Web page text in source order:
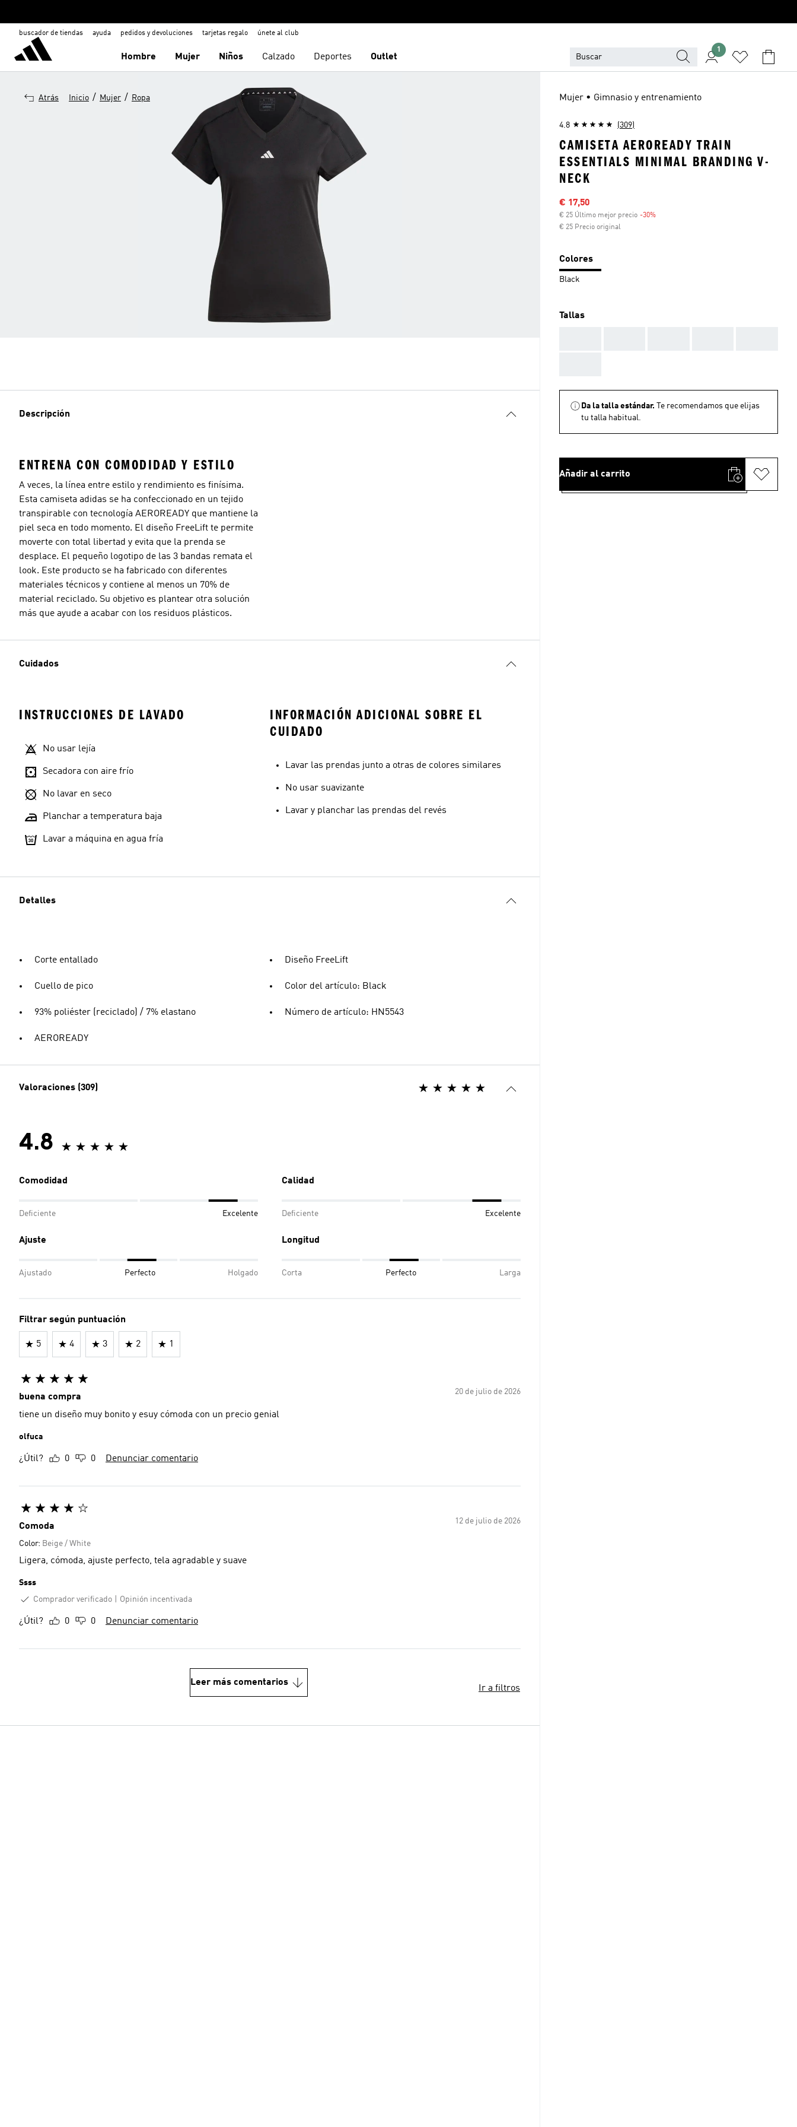
buscador de tiendas ayuda pedidos y devoluciones tarjetas regalo únete al club
Hombre Mujer Niños Calzado Deportes Outlet
1
Atrás Inicio / Mujer / Ropa
Descripción
ENTRENA CON COMODIDAD Y ESTILO
A veces, la línea entre estilo y rendimiento es finísima.
Esta camiseta adidas se ha confeccionado en un tejido
transpirable con tecnología AEROREADY que mantiene la
piel seca en todo momento. El diseño FreeLift te permite
moverte con total libertad y evita que la prenda se
desplace. El pequeño logotipo de las 3 bandas remata el
look. Este producto se ha fabricado con diferentes
materiales técnicos y contiene al menos un 70% de
material reciclado. Su objetivo es plantear otra solución
más que ayude a acabar con los residuos plásticos.
Cuidados
INSTRUCCIONES DE LAVADO
No usar lejía
Secadora con aire frío
No lavar en seco
Planchar a temperatura baja
Lavar a máquina en agua fría
INFORMACIÓN ADICIONAL SOBRE EL
CUIDADO
Lavar las prendas junto a otras de colores similares
No usar suavizante
Lavar y planchar las prendas del revés
Detalles
Corte entallado
Cuello de pico
93% poliéster (reciclado) / 7% elastano
AEROREADY
Diseño FreeLift
Color del artículo: Black
Número de artículo: HN5543
Valoraciones (309)
4.8
Comodidad
Deficiente Excelente
Calidad
Deficiente Excelente
Ajuste
Ajustado Perfecto Holgado
Longitud
Corta Perfecto Larga
Filtrar según puntuación
5 4 3 2 1
20 de julio de 2026
buena compra
tiene un diseño muy bonito y esuy cómoda con un precio genial
olfuca
¿Útil? 0 0 Denunciar comentario
12 de julio de 2026
Comoda
Color: Beige / White
Ligera, cómoda, ajuste perfecto, tela agradable y suave
Ssss
Comprador verificado
Opinión incentivada
¿Útil? 0 0 Denunciar comentario
Leer más comentarios
Ir a filtros
Mujer • Gimnasio y entrenamiento
4.8 (309)
CAMISETA AEROREADY TRAIN
ESSENTIALS MINIMAL BRANDING V-
NECK
Precio rebajado
€ 17,50
€ 25 Último mejor precio -30%
€ 25 Precio original
Colores
Black
Tallas
Da la talla estándar.
Te recomendamos que elijas
tu talla habitual.
Añadir al carrito